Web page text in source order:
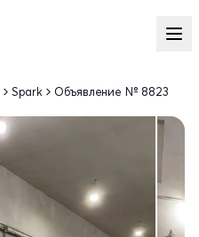
Spark Объявление № 8823